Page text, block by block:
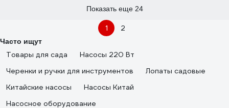
Показать еще 24
1 2
Часто ищут
Товары для сада
Насосы 220 Вт
Черенки и ручки для инструментов
Лопаты садовые
Китайские насосы
Насосы Китай
Насосное оборудование